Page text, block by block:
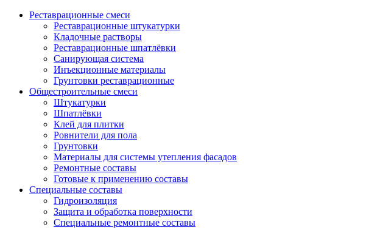
Реставрационные смеси
Реставрационные штукатурки
Кладочные растворы
Реставрационные шпатлёвки
Санирующая система
Инъекционные материалы
Грунтовки реставрационные
Общестроительные смеси
Штукатурки
Шпатлёвки
Клей для плитки
Ровнители для пола
Грунтовки
Материалы для системы утепления фасадов
Ремонтные составы
Готовые к применению составы
Специальные составы
Гидроизоляция
Защита и обработка поверхности
Специальные ремонтные составы